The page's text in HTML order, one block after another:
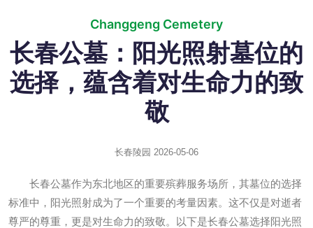
Changgeng Cemetery
长春公墓：阳光照射墓位的
选择，蕴含着对生命力的致
敬
长春陵园 2026-05-06
长春公墓作为东北地区的重要殡葬服务场所，其墓位的选择
标准中，阳光照射成为了一个重要的考量因素。这不仅是对逝者
尊严的尊重，更是对生命力的致敬。以下是长春公墓选择阳光照